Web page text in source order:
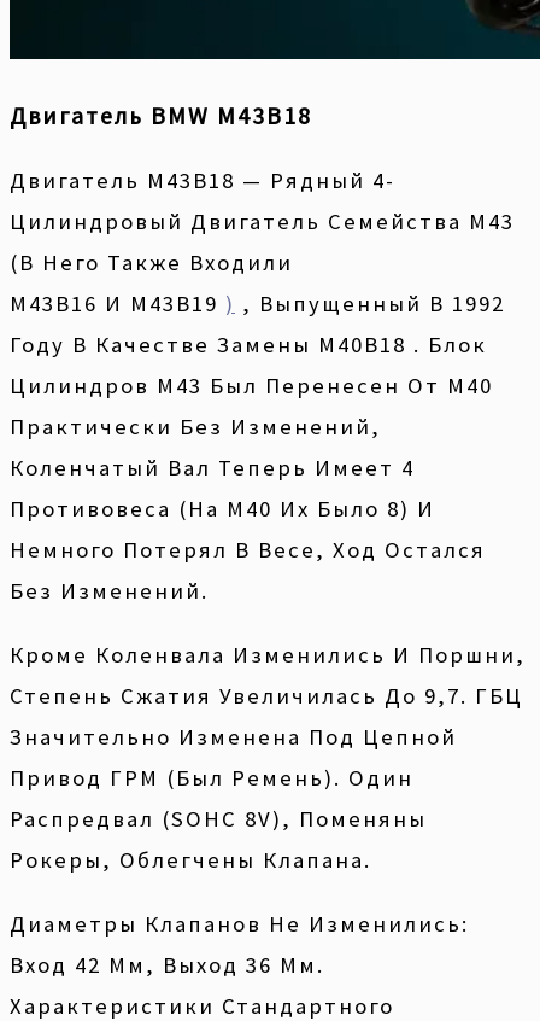
Двигатель BMW M43B18
Двигатель M43B18 — Рядный 4-
Цилиндровый Двигатель Семейства M43
(в Него Также Входили
M43B16 И M43B19 ) , Выпущенный В 1992
Году В Качестве Замены M40B18 . Блок
Цилиндров М43 Был Перенесен От М40
Практически Без Изменений,
Коленчатый Вал Теперь Имеет 4
Противовеса (на М40 Их Было 8) И
Немного Потерял В Весе, Ход Остался
Без Изменений.
Кроме Коленвала Изменились И Поршни,
Степень Сжатия Увеличилась До 9,7. ГБЦ
Значительно Изменена Под Цепной
Привод ГРМ (был Ремень). Один
Распредвал (SOHC 8V), Поменяны
Рокеры, Облегчены Клапана.
Диаметры Клапанов Не Изменились:
Вход 42 Мм, Выход 36 Мм.
Характеристики Стандартного